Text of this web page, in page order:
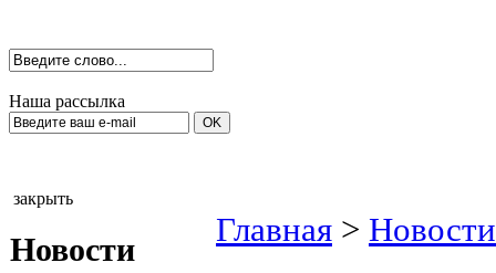
Наша рассылка
закрыть
Новости
Главная >